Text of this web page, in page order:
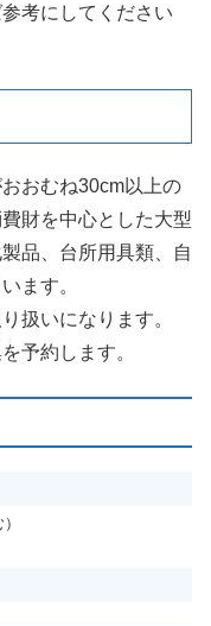
考にしてください
おむね30cm以上の
財を中心とした大型
品、台所用具類、自
ます。
扱いになります。
予約します。